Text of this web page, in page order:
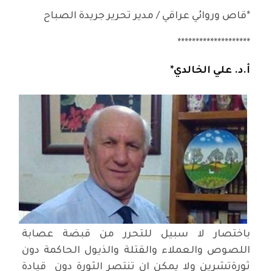
*قاص وروائي عراقي / مدير تحرير جريدة الصباح
********************
أ.د. علي الخالدي*
باختصار لا سبيل للتحرر من قبضة عصابة
اللصوص والعملاء والقتلة والذيول الحاكمة دون
ثورةتشرين ولا يمكن ان تنتصر الثورة دون قيادة